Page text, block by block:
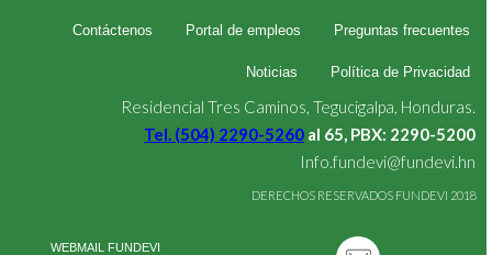
Contáctenos Portal de empleos Preguntas frecuentes
Noticias Política de Privacidad
Residencial Tres Caminos, Tegucigalpa, Honduras.
Tel. (504) 2290-5260 al 65, PBX: 2290-5200
Info.fundevi@fundevi.hn
DERECHOS RESERVADOS FUNDEVI 2018
WEBMAIL FUNDEVI